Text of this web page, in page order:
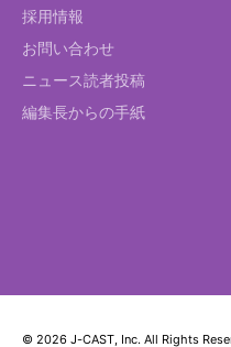
採用情報
お問い合わせ
ニュース読者投稿
編集長からの手紙
© 2026 J-CAST, Inc. All Rights